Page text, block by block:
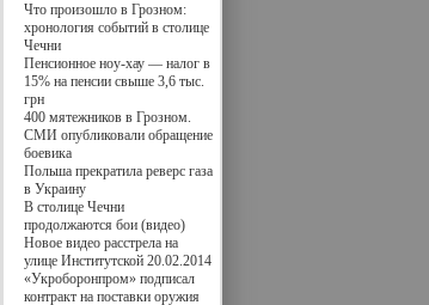
Что произошло в Грозном:
хронология событий в столице
Чечни
Пенсионное ноу-хау — налог в
15% на пенсии свыше 3,6 тыс.
грн
400 мятежников в Грозном.
СМИ опубликовали обращение
боевика
Польша прекратила реверс газа
в Украину
В столице Чечни
продолжаются бои (видео)
Новое видео расстрела на
улице Институтской 20.02.2014
«Укроборонпром» подписал
контракт на поставки оружия